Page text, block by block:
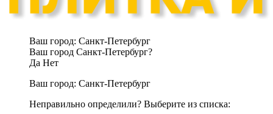
Ваш город: Санкт-Петербург
Ваш город Санкт-Петербург?
Да Нет
Ваш город: Санкт-Петербург
Неправильно определили? Выберите из списка: